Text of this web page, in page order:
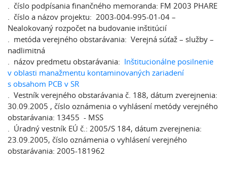
. číslo podpísania finančného memoranda: FM 2003 PHARE
. číslo a názov projektu: 2003-004-995-01-04 –
Nealokovaný rozpočet na budovanie inštitúcií
. metóda verejného obstarávania: Verejná súťaž – služby –
nadlimitná
. názov predmetu obstarávania: Inštitucionálne posilnenie
v oblasti manažmentu kontaminovaných zariadení
s obsahom PCB v SR
. Vestník verejného obstarávania č. 188, dátum zverejnenia:
30.09.2005 , číslo oznámenia o vyhlásení metódy verejného
obstarávania: 13455 - MSS
. Úradný vestník EÚ č.: 2005/S 184, dátum zverejnenia:
23.09.2005, číslo oznámenia o vyhlásení verejného
obstarávania: 2005-181962